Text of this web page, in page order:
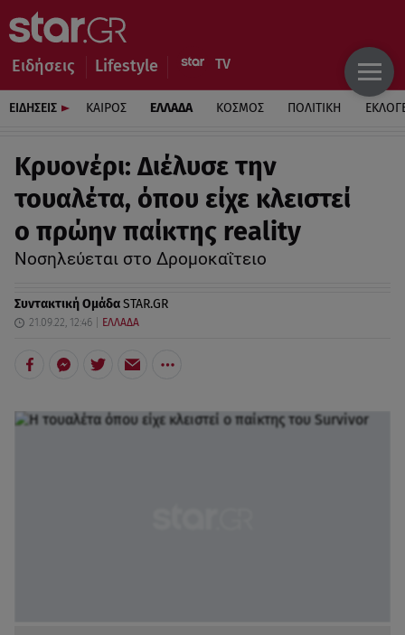
Ειδήσεις Lifestyle
ΕΙΔΗΣΕΙΣ ΚΑΙΡΟΣ ΕΛΛΑΔΑ ΚΟΣΜΟΣ ΠΟΛΙΤΙΚΗ
Κρυονέρι: Διέλυσε την
τουαλέτα, όπου είχε κλειστεί
ο πρώην παίκτης reality
Νοσηλεύεται στο Δρομοκαΐτειο
Συντακτική ΟμάδαSTAR.GR
21.09.22, 12:46 ΕΛΛΑΔΑ